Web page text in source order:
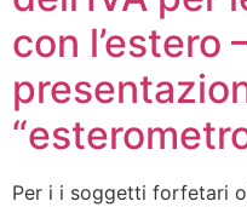
con l’estero
Per i i soggetti forfetari